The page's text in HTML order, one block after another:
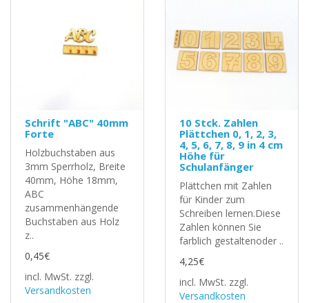
Schrift "ABC" 40mm
Forte
Holzbuchstaben aus
3mm Sperrholz, Breite
40mm, Höhe 18mm,
ABC
zusammenhängende
Buchstaben aus Holz
z..
0,45€
incl. MwSt. zzgl.
Versandkosten
10 Stck. Zahlen
Plättchen 0, 1, 2, 3,
4, 5, 6, 7, 8, 9 in 4 cm
Höhe für
Schulanfänger
Plättchen mit Zahlen
für Kinder zum
Schreiben lernen.Diese
Zahlen können Sie
farblich gestaltenoder ..
4,25€
incl. MwSt. zzgl.
Versandkosten